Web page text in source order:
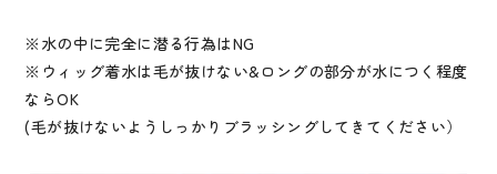
※水の中に完全に潜る行為はNG
※ウィッグ着水は毛が抜けない&ロングの部分が水につく程度
ならOK
(毛が抜けないようしっかりブラッシングしてきてください）